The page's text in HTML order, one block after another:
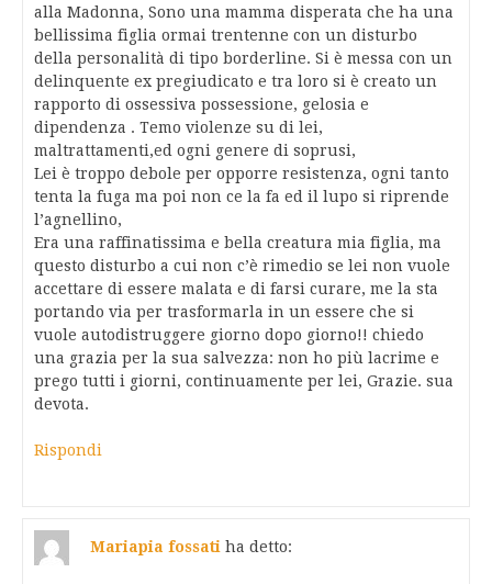
alla Madonna, Sono una mamma disperata che ha una
bellissima figlia ormai trentenne con un disturbo
della personalità di tipo borderline. Si è messa con un
delinquente ex pregiudicato e tra loro si è creato un
rapporto di ossessiva possessione, gelosia e
dipendenza . Temo violenze su di lei,
maltrattamenti,ed ogni genere di soprusi,
Lei è troppo debole per opporre resistenza, ogni tanto
tenta la fuga ma poi non ce la fa ed il lupo si riprende
l’agnellino,
Era una raffinatissima e bella creatura mia figlia, ma
questo disturbo a cui non c’è rimedio se lei non vuole
accettare di essere malata e di farsi curare, me la sta
portando via per trasformarla in un essere che si
vuole autodistruggere giorno dopo giorno!! chiedo
una grazia per la sua salvezza: non ho più lacrime e
prego tutti i giorni, continuamente per lei, Grazie. sua
devota.
Rispondi
Mariapia fossati ha detto: